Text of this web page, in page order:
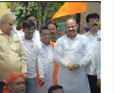
को परेशानी हो। उन्होंने
किया जाएगा तथा सेवा
भुगतान किया जाएगा।